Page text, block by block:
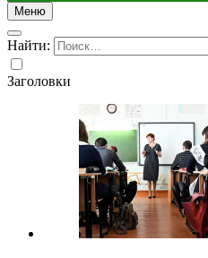
Меню
Найти:
Заголовки